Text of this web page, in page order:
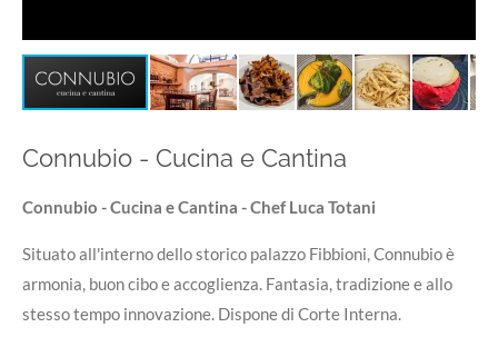
Connubio - Cucina e Cantina
Connubio - Cucina e Cantina - Chef Luca Totani
Situato all'interno dello storico palazzo Fibbioni, Connubio è
armonia, buon cibo e accoglienza. Fantasia, tradizione e allo
stesso tempo innovazione. Dispone di Corte Interna.